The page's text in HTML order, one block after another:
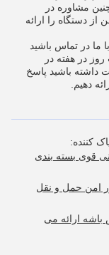
مشاوره در
از دستگاه را ارائه
ما در تماس باشید
در هفته در
باشید پاسخ
دهیم.
کننده:
قوی بسته بندی
امن حمل و نقل
باشه ارائه می